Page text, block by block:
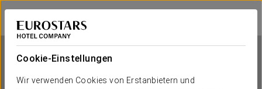
Cookie-Einstellungen
Wir verwenden Cookies von Erstanbietern und
Dorma Saldanha
LISSABON